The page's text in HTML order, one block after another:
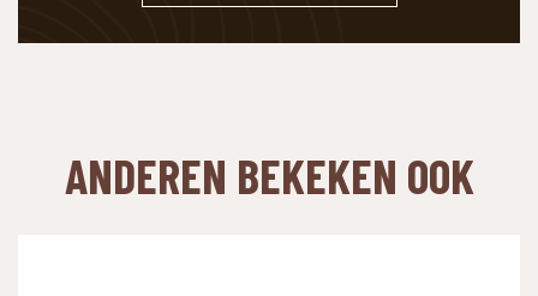
ANDEREN BEKEKEN OOK